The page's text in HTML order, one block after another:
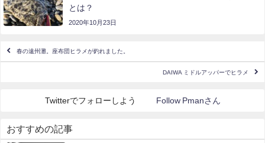
とは？
2020年10月23日
春の遠州灘。座布団ヒラメが釣れました。
DAIWA ミドルアッパーでヒラメ
Twitterでフォローしよう Follow Pmanさん
おすすめの記事